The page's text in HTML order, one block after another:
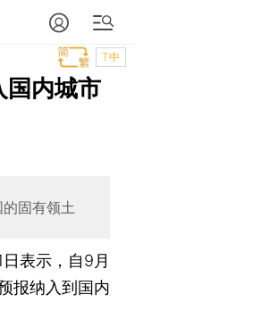
T中
国内城市
固有领土
表示，自9月
报纳入到国内